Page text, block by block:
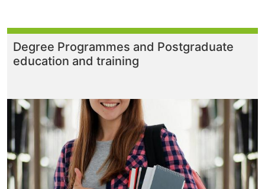
Degree Programmes and Postgraduate
education and training